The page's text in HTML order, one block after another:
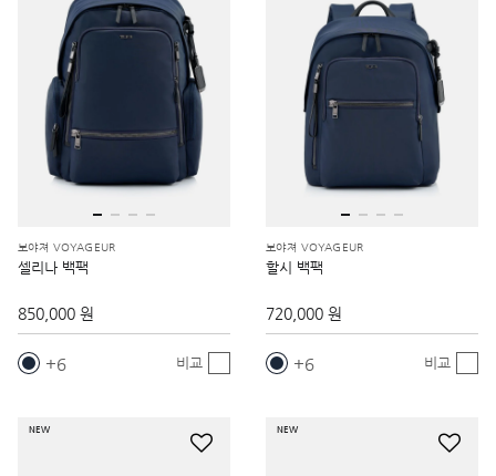
보야져 VOYAGEUR
셀리나 백팩
850,000 원
6 비교
보야져 VOYAGEUR
할시 백팩
720,000 원
6 비교
NEW NEW